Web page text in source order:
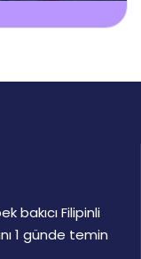
bakıcı Filipinli
1 günde temin